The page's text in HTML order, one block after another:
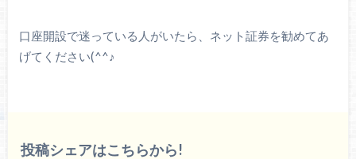
口座開設で迷っている人がいたら、ネット証券を勧めてあ
げてください(^^♪
投稿シェアはこちらから!